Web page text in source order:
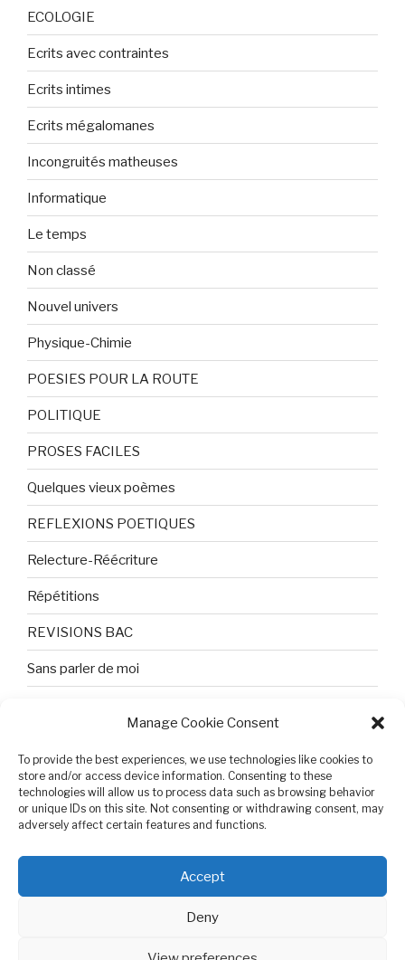
Manage Cookie Consent
To provide the best experiences, we use technologies like cookies to
store and/or access device information. Consenting to these
technologies will allow us to process data such as browsing behavior
or unique IDs on this site. Not consenting or withdrawing consent, may
adversely affect certain features and functions.
Accept
Deny
ECOLOGIE
Ecrits avec contraintes
Ecrits intimes
Ecrits mégalomanes
Incongruités matheuses
Informatique
Le temps
Non classé
Nouvel univers
Physique-Chimie
POESIES POUR LA ROUTE
POLITIQUE
PROSES FACILES
Quelques vieux poèmes
REFLEXIONS POETIQUES
Relecture-Réécriture
Répétitions
REVISIONS BAC
Sans parler de moi
Tristesse et attente
Variable complexe